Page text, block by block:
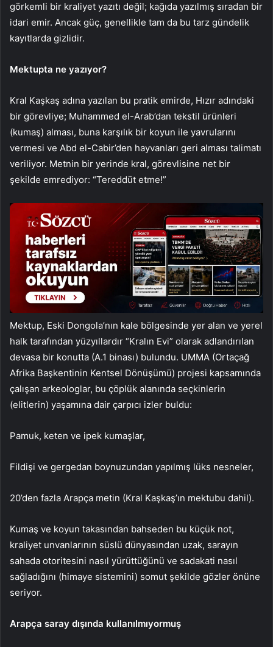
görkemli bir kraliyet yazıtı değil; kağıda yazılmış sıradan bir
idari emir. Ancak güç, genellikle tam da bu tarz gündelik
kayıtlarda gizlidir.
Mektupta ne yazıyor?
Kral Kaşkaş adına yazılan bu pratik emirde, Hızır adındaki
bir görevliye; Muhammed el-Arab’dan tekstil ürünleri
(kumaş) alması, buna karşılık bir koyun ile yavrularını
vermesi ve Abd el-Cabir’den hayvanları geri alması talimatı
veriliyor. Metnin bir yerinde kral, görevlisine net bir
şekilde emrediyor: “Tereddüt etme!”
Mektup, Eski Dongola’nın kale bölgesinde yer alan ve yerel
halk tarafından yüzyıllardır “Kralın Evi” olarak adlandırılan
devasa bir konutta (A.1 binası) bulundu. UMMA (Ortaçağ
Afrika Başkentinin Kentsel Dönüşümü) projesi kapsamında
çalışan arkeologlar, bu çöplük alanında seçkinlerin
(elitlerin) yaşamına dair çarpıcı izler buldu:
Pamuk, keten ve ipek kumaşlar,
Fildişi ve gergedan boynuzundan yapılmış lüks nesneler,
20’den fazla Arapça metin (Kral Kaşkaş’ın mektubu dahil).
Kumaş ve koyun takasından bahseden bu küçük not,
kraliyet unvanlarının süslü dünyasından uzak, sarayın
sahada otoritesini nasıl yürüttüğünü ve sadakati nasıl
sağladığını (himaye sistemini) somut şekilde gözler önüne
seriyor.
Arapça saray dışında kullanılmıyormuş